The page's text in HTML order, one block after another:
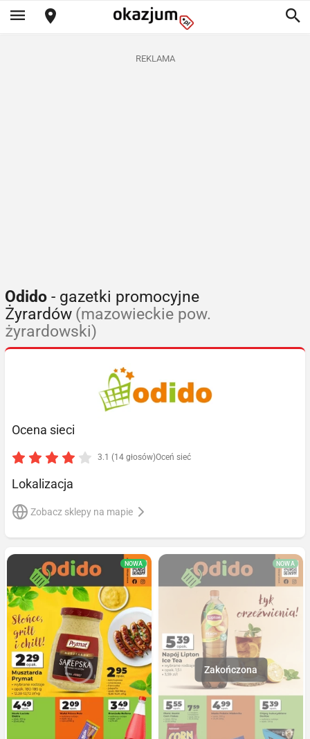
REKLAMA
Odido - gazetki promocyjne
Żyrardów (mazowieckie pow.
żyrardowski)
Ocena sieci
3.1 (14 głosów)Oceń sieć
Lokalizacja
Zobacz sklepy na mapie
NOWA NOWA